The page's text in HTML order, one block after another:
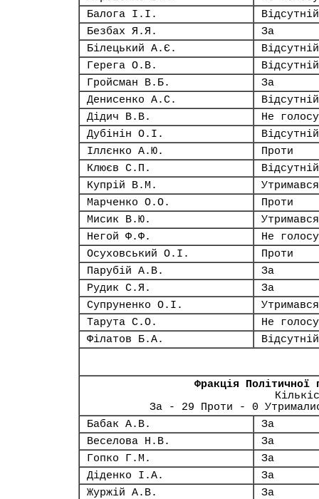
Балога І.І.
Відсутній
Безбах Я.Я.
За
Білецький А.Є.
Відсутній
Герега О.В.
Відсутній
Гройсман В.Б.
За
Денисенко А.С.
Відсутній
Дідич В.В.
Не
Дубінін О.І.
Відсутній
Іллєнко А.Ю.
Проти
Клюєв С.П.
Відсутній
Купрій В.М.
Утримався
Марченко О.О.
Проти
Мисик В.Ю.
Утримався
Негой Ф.Ф.
Не
Осуховський О.І.
Проти
Парубій А.В.
За
Рудик С.Я.
За
Супруненко О.І.
Утримався
Тарута С.О.
Не
Філатов Б.А.
Відсутній
Фракція Політичної
За - 29 Проти - 0
Бабак А.В.
За
Веселова Н.В.
За
Гопко Г.М.
За
Діденко І.А.
За
Журжій А.В.
За